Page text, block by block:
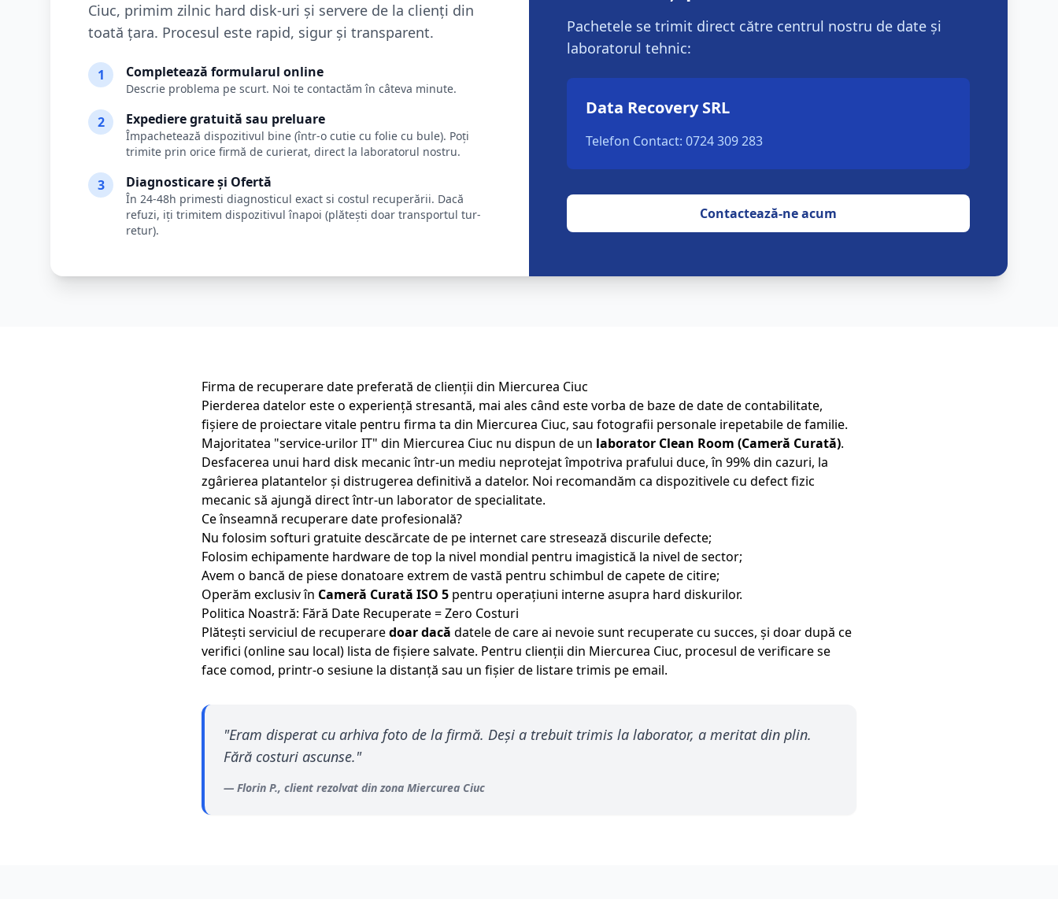
Ciuc, primim zilnic hard disk-uri și servere de la clienți din
toată țara. Procesul este rapid, sigur și transparent.
1 Completează formularul online
Descrie problema pe scurt. Noi te contactăm în câteva minute.
2 Expediere gratuită sau preluare
Împachetează dispozitivul bine (într-o cutie cu folie cu bule). Poți
trimite prin orice firmă de curierat, direct la laboratorul nostru.
3 Diagnosticare și Ofertă
În 24-48h primesti diagnosticul exact si costul recuperării. Dacă
refuzi, iți trimitem dispozitivul înapoi (plătești doar transportul tur-
retur).
Pachetele se trimit direct către centrul nostru de date și
laboratorul tehnic:
Data Recovery SRL
Telefon Contact: 0724 309 283
Contactează-ne acum
Firma de recuperare date preferată de clienții din Miercurea Ciuc
Pierderea datelor este o experiență stresantă, mai ales când este vorba de baze de date de contabilitate,
fișiere de proiectare vitale pentru firma ta din Miercurea Ciuc, sau fotografii personale irepetabile de familie.
Majoritatea "service-urilor IT" din Miercurea Ciuc nu dispun de un laborator Clean Room (Cameră Curată).
Desfacerea unui hard disk mecanic într-un mediu neprotejat împotriva prafului duce, în 99% din cazuri, la
zgârierea platantelor și distrugerea definitivă a datelor. Noi recomandăm ca dispozitivele cu defect fizic
mecanic să ajungă direct într-un laborator de specialitate.
Ce înseamnă recuperare date profesională?
Nu folosim softuri gratuite descărcate de pe internet care stresează discurile defecte;
Folosim echipamente hardware de top la nivel mondial pentru imagistică la nivel de sector;
Avem o bancă de piese donatoare extrem de vastă pentru schimbul de capete de citire;
Operăm exclusiv în Cameră Curată ISO 5 pentru operațiuni interne asupra hard diskurilor.
Politica Noastră: Fără Date Recuperate = Zero Costuri
Plătești serviciul de recuperaredoar dacă datele de care ai nevoie sunt recuperate cu succes, și doar după ce
verifici (online sau local) lista de fișiere salvate. Pentru clienții din Miercurea Ciuc, procesul de verificare se
face comod, printr-o sesiune la distanță sau un fișier de listare trimis pe email.
"Eram disperat cu arhiva foto de la firmă. Deși a trebuit trimis la laborator, a meritat din plin.
Fără costuri ascunse."
— Florin P., client rezolvat din zona Miercurea Ciuc